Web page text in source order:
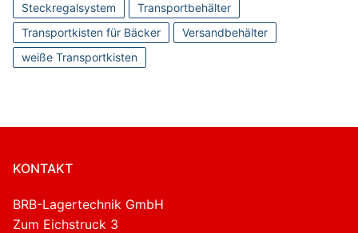
Steckregalsystem
Transportbehälter
Transportkisten für Bäcker
Versandbehälter
weiße Transportkisten
KONTAKT
BRB-Lagertechnik GmbH
Zum Eichstruck 3